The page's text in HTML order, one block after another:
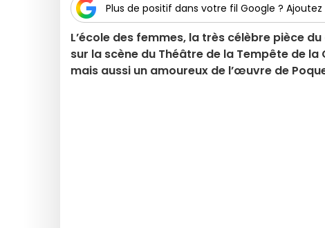
Plus de positif dans votre fil Google ? Ajoutez
L’école des femmes, la très célèbre pièce
sur la scène du Théâtre de la Tempête de
mais aussi un amoureux de l’œuvre de